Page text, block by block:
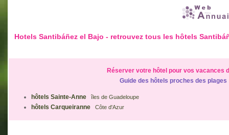
Hotels Santibáñez el Bajo - retrouvez tous les hôtels
Réserver votre hôtel pour vos vacances
Guide des hôtels proches des plages
hôtels Sainte-Anne îles de Guadeloupe
hôtels Carqueiranne Côte d'Azur